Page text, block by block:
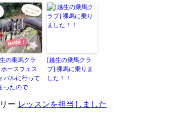
の乗馬クラ
ホースフェス
バルに行って
ったので
[越生の乗馬クラ
ブ] 裸馬に乗りま
した！！
ー レッスンを担当しました